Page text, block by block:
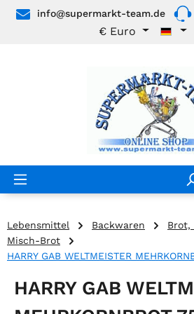
Zum Hauptinhalt springen
info@supermarkt-team.de
€ Euro
Lebensmittel Backwaren
Brot,
Misch-Brot
HARRY GAB WELTMEISTER
HARRY GAB